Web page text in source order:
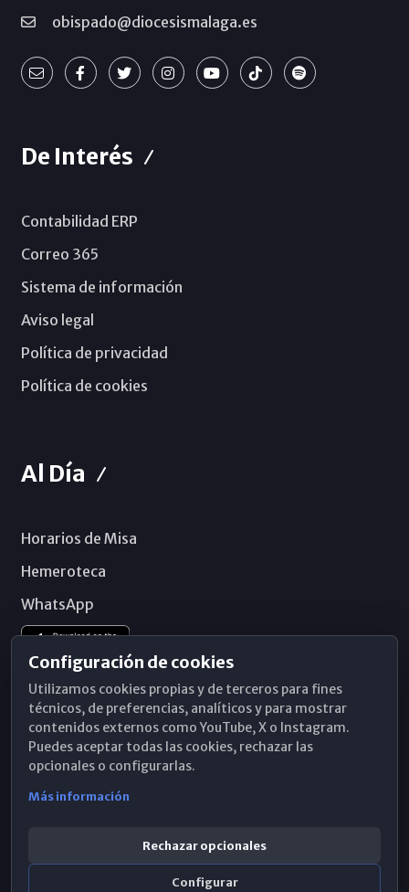
obispado@diocesismalaga.es
De Interés
Contabilidad ERP
Correo 365
Sistema de información
Aviso legal
Política de privacidad
Política de cookies
Al Día
Horarios de Misa
Hemeroteca
WhatsApp
Configuración de cookies
Utilizamos cookies propias y de terceros para fines
técnicos, de preferencias, analíticos y para mostrar
contenidos externos como YouTube, X o Instagram.
Puedes aceptar todas las cookies, rechazar las
opcionales o configurarlas.
Más información
Rechazar opcionales
Configurar